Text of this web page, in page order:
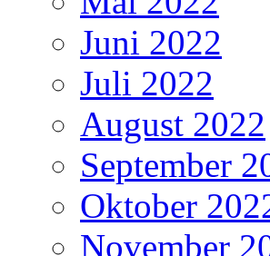
Juni 2022
Juli 2022
August 2022
September
Oktober
November